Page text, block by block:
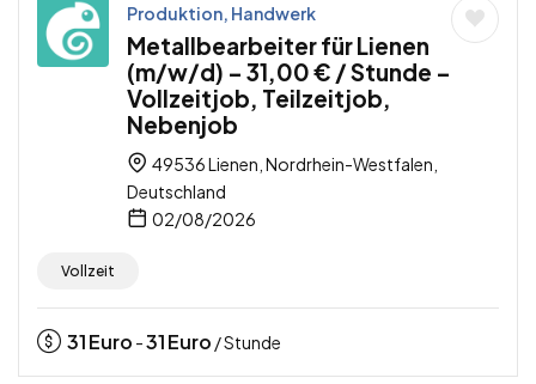
Produktion, Handwerk
Metallbearbeiter für Lienen
(m/w/d) – 31,00 € / Stunde –
Vollzeitjob, Teilzeitjob,
Nebenjob
49536 Lienen, Nordrhein-Westfalen,
Deutschland
02/08/2026
Vollzeit
31Euro -31Euro / Stunde